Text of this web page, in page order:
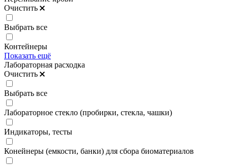
Очистить
Выбрать все
Контейнеры
Показать ещё
Лабораторная расходка
Очистить
Выбрать все
Лабораторное стекло (пробирки, стекла, чашки)
Индикаторы, тесты
Конейнеры (емкости, банки) для сбора биоматериалов